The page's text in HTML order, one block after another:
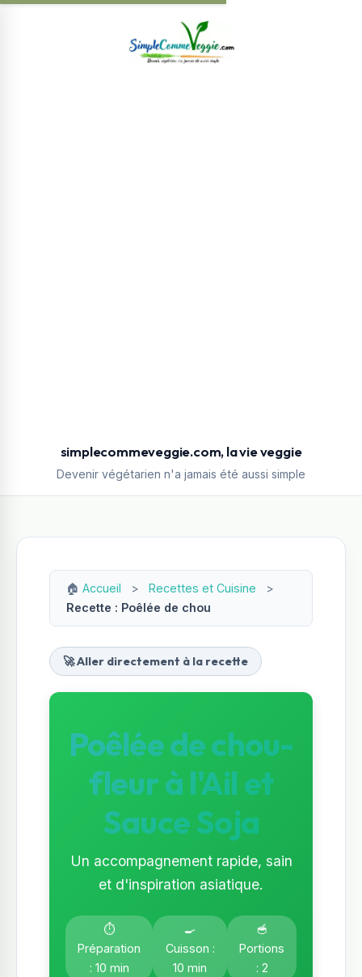
simplecommeveggie.com, la vie veggie
Devenir végétarien n'a jamais été aussi simple
🏠 Accueil > Recettes et Cuisine
>
Recette : Poêlée de chou
🚀 Aller directement à la recette
Poêlée de chou-
fleur à l'Ail et
Sauce Soja
Un accompagnement rapide, sain
et d'inspiration asiatique.
⏱️
Préparation
: 10 min
🍳
Cuisson :
10 min
🥣
Portions
: 2